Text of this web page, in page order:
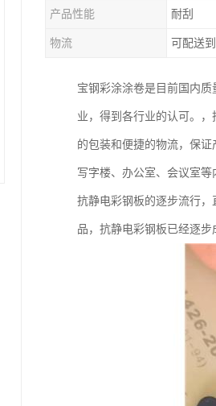
产品性能 耐刮
物流 可配送到
宝钢彩涂涂卷是目前国内
业，得到各行业的认可。
的包装和便捷的物流，保证
写字楼、办公室、会议室等
抗静电彩钢板的逐步流行
品，抗静电彩钢板已经逐步